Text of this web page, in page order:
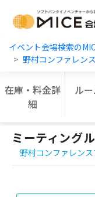
イベント会場検索の
野村コンファレン
在庫・料金詳
細
ル
ミーティング
野村コンファレン